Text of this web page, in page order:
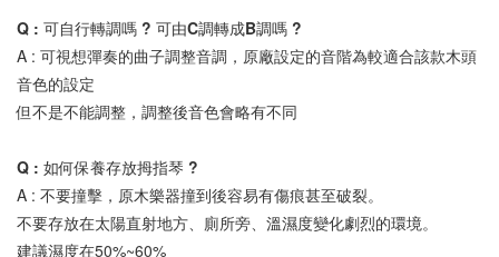
Q : 可自行轉調嗎 ? 可由C調轉成B調嗎 ?
A : 可視想彈奏的曲子調整音調，原廠設定的音階為較適合該款木頭
音色的設定
但不是不能調整，調整後音色會略有不同
Q : 如何保養存放拇指琴 ?
A : 不要撞擊，原木樂器撞到後容易有傷痕甚至破裂。
不要存放在太陽直射地方、廁所旁、溫濕度變化劇烈的環境。
建議濕度在50%~60%